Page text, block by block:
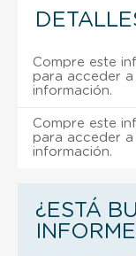
Compre este
para acceder a
información.
Compre este
para acceder a
información.
¿ESTÁ